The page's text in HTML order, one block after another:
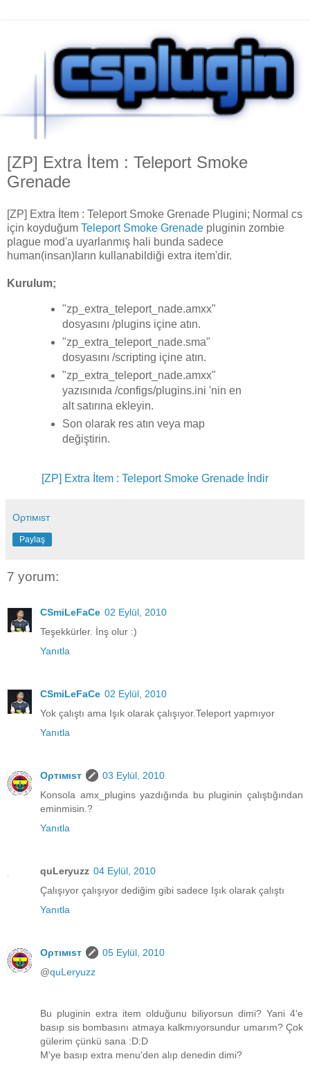
[ZP] Extra İtem : Teleport Smoke
Grenade
[ZP] Extra İtem : Teleport Smoke Grenade Plugini; Normal cs
için koyduğum Teleport Smoke Grenade pluginin zombie
plague mod'a uyarlanmış hali bunda sadece
human(insan)ların kullanabildiği extra item'dir.
Kurulum;
"zp_extra_teleport_nade.amxx"
dosyasını /plugins içine atın.
"zp_extra_teleport_nade.sma"
dosyasını /scripting içine atın.
"zp_extra_teleport_nade.amxx"
yazısınıda /configs/plugins.ini 'nin en
alt satırına ekleyin.
Son olarak res atın veya map
değiştirin.
[ZP] Extra İtem : Teleport Smoke Grenade İndir
Oρтιмιsт
Paylaş
7 yorum:
CSmiLeFaCe 02 Eylül, 2010
Teşekkürler. İnş olur :)
Yanıtla
CSmiLeFaCe 02 Eylül, 2010
Yok çalıştı ama Işık olarak çalışıyor.Teleport yapmıyor
Yanıtla
Oρтιмιsт
03 Eylül, 2010
Konsola amx_plugins yazdığında bu pluginin çalıştığından
eminmisin.?
Yanıtla
quLeryuzz 04 Eylül, 2010
Çalışıyor çalışıyor dediğim gibi sadece Işık olarak çalıştı
Yanıtla
Oρтιмιsт
05 Eylül, 2010
@quLeryuzz
Bu pluginin extra item olduğunu biliyorsun dimi? Yani 4'e
basıp sis bombasını atmaya kalkmıyorsundur umarım? Çok
gülerim çünkü sana :D:D
M'ye basıp extra menu'den alıp denedin dimi?